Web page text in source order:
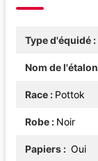
Type d'équidé
Nom de l'étalon
Race Pottok
Robe Noir
Papiers Oui